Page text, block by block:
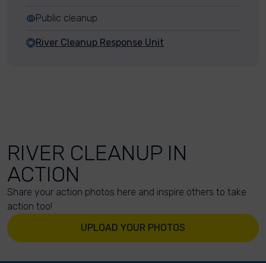
Public cleanup
River Cleanup Response Unit
RIVER CLEANUP IN
ACTION
Share your action photos here and inspire others to take
action too!
UPLOAD YOUR PHOTOS